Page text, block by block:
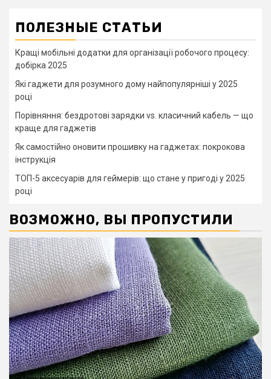
ПОЛЕЗНЫЕ СТАТЬИ
Кращі мобільні додатки для організації робочого процесу:
добірка 2025
Які гаджети для розумного дому найпопулярніші у 2025
році
Порівняння: бездротові зарядки vs. класичний кабель — що
краще для гаджетів
Як самостійно оновити прошивку на гаджетах: покрокова
інструкція
ТОП-5 аксесуарів для геймерів: що стане у пригоді у 2025
році
ВОЗМОЖНО, ВЫ ПРОПУСТИЛИ